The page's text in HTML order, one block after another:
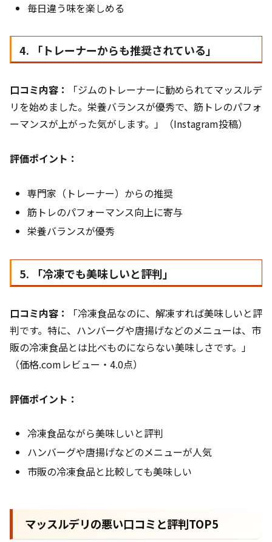
毎日違う味を楽しめる
4. 「トレーナーからも推奨されている」
口コミ内容：
「ジムのトレーナーに勧められてマッスルデ
リを始めました。栄養バランスが優秀で、筋トレのパフォ
ーマンスが上がった気がします。」（Instagram投稿）
評価ポイント：
専門家（トレーナー）からの推奨
筋トレのパフォーマンス向上に寄与
栄養バランスが優秀
5. 「冷凍でも美味しいと評判」
口コミ内容：
「冷凍食品なのに、解凍すれば美味しいと評
判です。特に、ハンバーグや唐揚げなどのメニューは、市
販の冷凍食品とは比べものにならない美味しさです。」
（価格.comレビュー・4.0点）
評価ポイント：
冷凍食品ながら美味しいと評判
ハンバーグや唐揚げなどのメニューが人気
市販の冷凍食品と比較しても美味しい
マッスルデリの悪い口コミと評判TOP5